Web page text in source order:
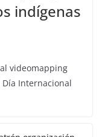
indígenas
al videomapping
Internacional